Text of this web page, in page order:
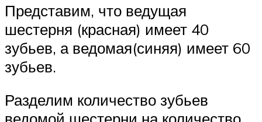
Представим, что ведущая
шестерня (красная) имеет 40
зубьев, а ведомая(синяя) имеет 60
зубьев.
Разделим количество зубьев